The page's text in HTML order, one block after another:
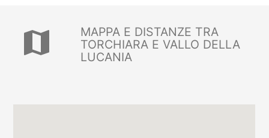
map
MAPPA E DISTANZE TRA
TORCHIARA E VALLO DELLA
LUCANIA